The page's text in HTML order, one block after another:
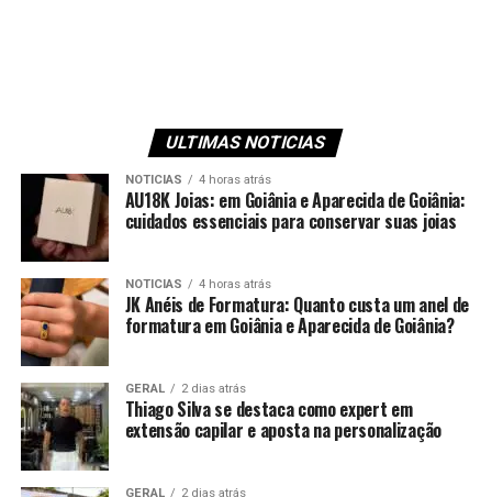
ULTIMAS NOTICIAS
NOTICIAS 4 horas atrás
AU18K Joias: em Goiânia e Aparecida de Goiânia:
cuidados essenciais para conservar suas joias
NOTICIAS 4 horas atrás
JK Anéis de Formatura: Quanto custa um anel de
formatura em Goiânia e Aparecida de Goiânia?
GERAL 2 dias atrás
Thiago Silva se destaca como expert em
extensão capilar e aposta na personalização
GERAL 2 dias atrás